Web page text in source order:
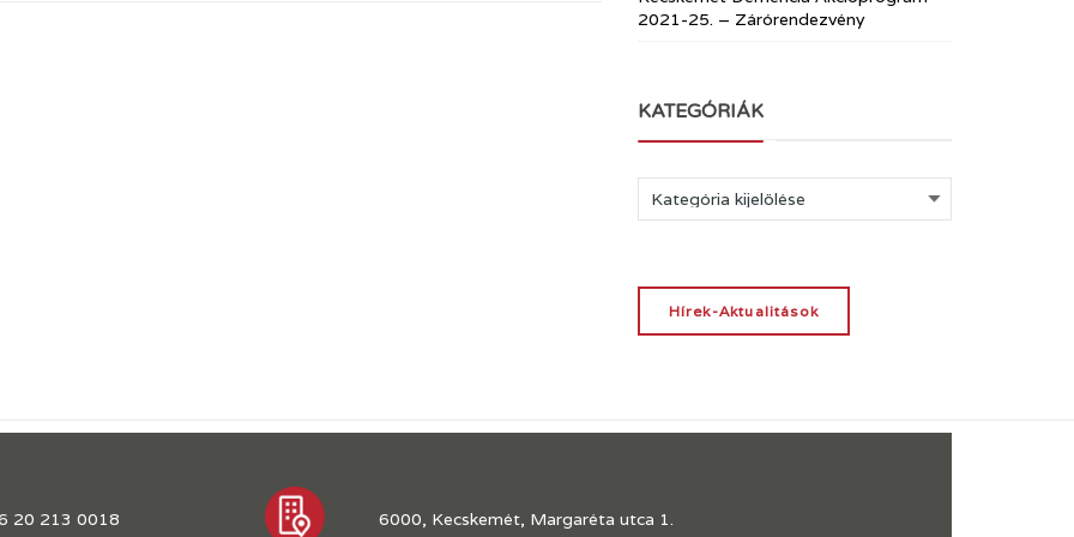
2021-25. – Zárórendezvény
KATEGÓRIÁK
Hírek-Aktualitások
20 213 0018 6000, Kecskemét, Margaréta utca 1.